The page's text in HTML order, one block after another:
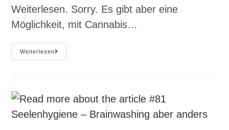
Weiterlesen. Sorry. Es gibt aber eine
Möglichkeit, mit Cannabis…
Weiterlesen#83
Geld